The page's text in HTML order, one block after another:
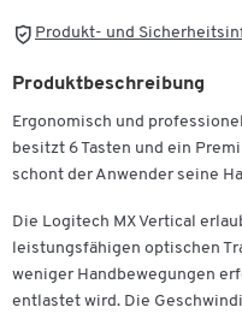
Produkt- und
Produktbeschreibung
Ergonomisch und
besitzt 6 Tasten und ein
schont der Anwender seine
Die Logitech MX Vertical
leistungsfähigen optischen
weniger Handbewegungen
entlastet wird. Die